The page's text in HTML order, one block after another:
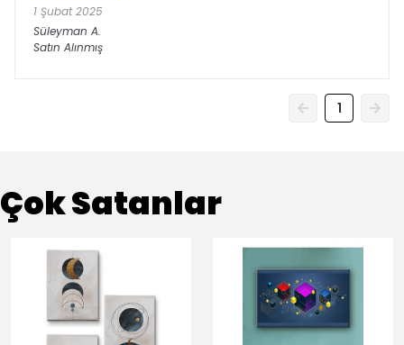
1 Şubat 2025
Süleyman A.
Satın Alınmış
1
Çok Satanlar